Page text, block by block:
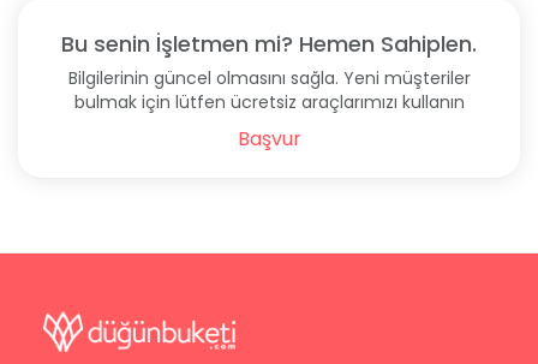
Bu senin İşletmen mi? Hemen Sahiplen.
Bilgilerinin güncel olmasını sağla. Yeni müşteriler
bulmak için lütfen ücretsiz araçlarımızı kullanın
Başvur